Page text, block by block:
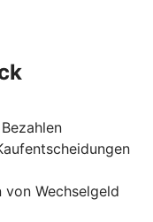
von Wechselgeld